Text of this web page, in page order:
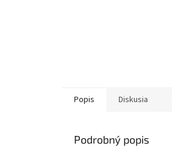
Popis Diskusia
Podrobný popis